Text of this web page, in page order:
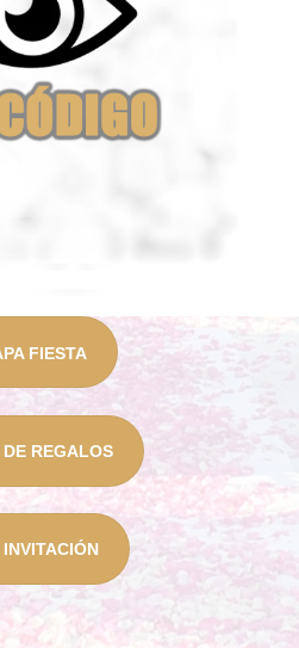
FIESTA
DE REGALOS
INVITACIÓN